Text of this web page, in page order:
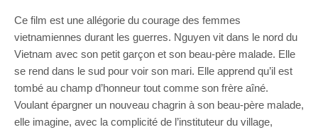
Ce film est une allégorie du courage des femmes
vietnamiennes durant les guerres. Nguyen vit dans le nord du
Vietnam avec son petit garçon et son beau-père malade. Elle
se rend dans le sud pour voir son mari. Elle apprend qu’il est
tombé au champ d’honneur tout comme son frère aîné.
Voulant épargner un nouveau chagrin à son beau-père malade,
elle imagine, avec la complicité de l’instituteur du village,